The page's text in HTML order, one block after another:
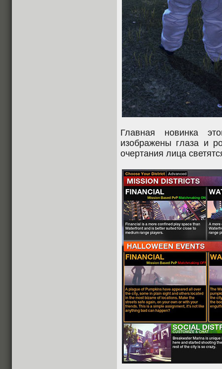
Главная новинка
изображены глаза и
очертания лица